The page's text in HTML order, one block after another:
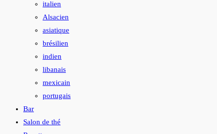
italien
Alsacien
asiatique
brésilien
indien
libanais
mexicain
portugais
Bar
Salon de thé